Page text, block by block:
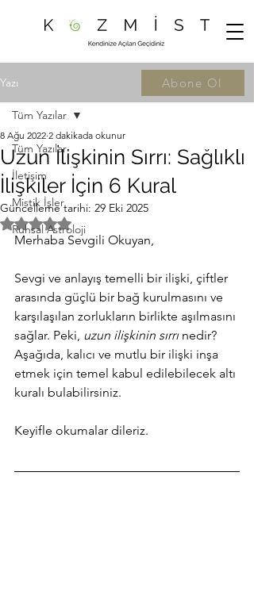
Yazı
Tüm Yazılar
İletişim
Mistik İşler
Ruhsal Astroloji
Tüm Yazılar
Uzun İlişkinin Sırrı: Sağlıklı
İlişkiler İçin 6 Kural
8 Ağu 2022 2 dakikada okunur
Güncelleme tarihi: 29 Eki 2025
5 üzerinden NaN yıldız
Merhaba Sevgili Okuyan,
Sevgi ve anlayış temelli bir ilişki, çiftler
arasında güçlü bir bağ kurulmasını ve
karşılaşılan zorlukların birlikte aşılmasını
sağlar. Peki, uzun ilişkinin sırrı nedir?
Aşağıda, kalıcı ve mutlu bir ilişki inşa
etmek için temel kabul edilebilecek altı
kuralı bulabilirsiniz.
Keyifle okumalar dileriz.
Abone Ol